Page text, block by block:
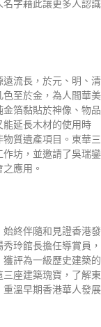
字藉此讓更多人認識
流長，於元、明、清
至於金，為人間華美
箔黏貼於神像、物品
延長木材的使用時
質遺產項目。東華三
坊，並邀請了吳瑞鑾
應用。
終伴隨和見證香港發
玲館長擔任導賞員，
評為一級歷史建築的
座建築瑰寶，了解東
溫早期香港華人發展